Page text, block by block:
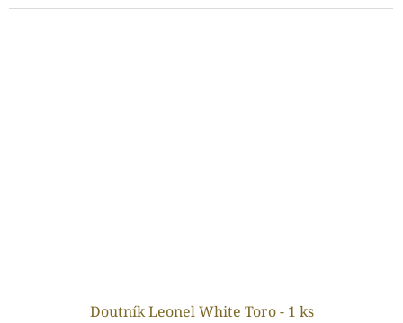
Doutník Leonel White Toro - 1 ks